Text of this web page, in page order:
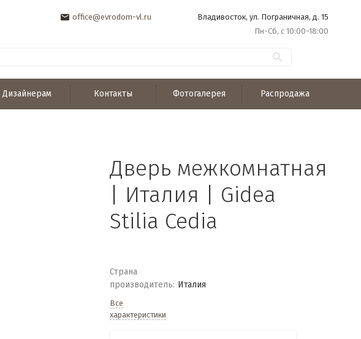
office@evrodom-vl.ru
Владивосток, ул. Пограничная, д. 15
Пн-Сб, с 10:00-18:00
Дизайнерам Контакты Фотогалерея Распродажа
Дверь межкомнатная
| Италия | Gidea
Stilia Cedia
Страна
производитель: Италия
Все
характеристики